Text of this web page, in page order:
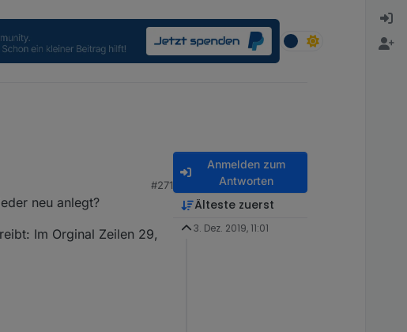
#271
neu anlegt?
Im Orginal Zeilen 29,
Anmelden zum
Antworten
Älteste zuerst
3. Dez. 2019, 11:01